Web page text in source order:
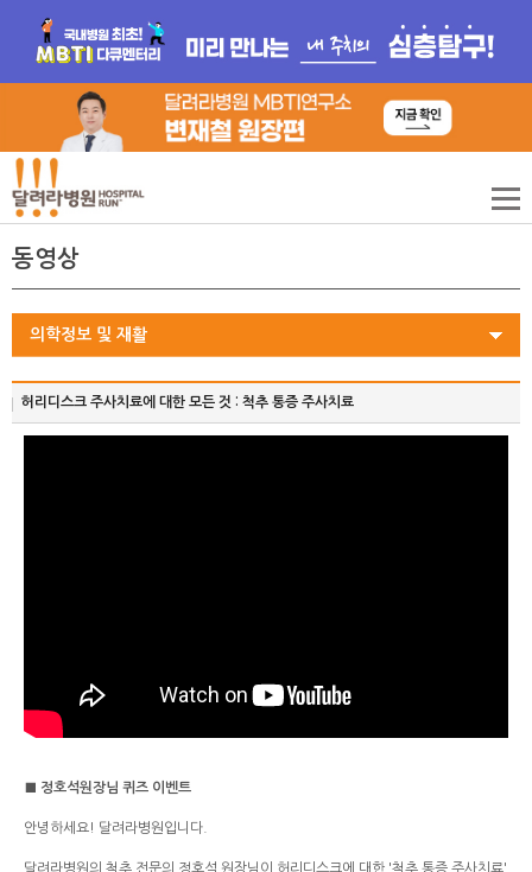
동영상
의학정보 및 재활
허리디스크 주사치료에 대한 모든 것 : 척추 통증 주사치료
■ 정호석원장님 퀴즈 이벤트
안녕하세요! 달려라병원입니다.
달려라병원의 척추 전문의 정호석 원장님이 허리디스크에 대한 '척추 통증 주사치료'